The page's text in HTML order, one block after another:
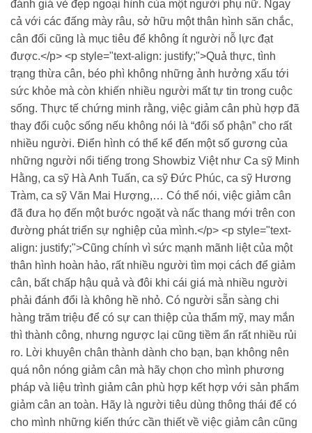
đánh giá vẻ đẹp ngoại hình của một người phụ nữ. Ngay
cả với các đấng mày râu, sở hữu một thân hình săn chắc,
cân đối cũng là mục tiêu để không ít người nỗ lực đạt
được.</p> <p style="text-align: justify;">Quả thực, tình
trạng thừa cân, béo phì không những ảnh hưởng xấu tới
sức khỏe mà còn khiến nhiều người mất tự tin trong cuộc
sống. Thực tế chứng minh rằng, việc giảm cân phù hợp đã
thay đổi cuộc sống nếu không nói là “đổi số phận” cho rất
nhiều người. Điển hình có thể kể đến một số gương của
những người nổi tiếng trong Showbiz Việt như Ca sỹ Minh
Hằng, ca sỹ Hà Anh Tuấn, ca sỹ Đức Phúc, ca sỹ Hương
Tràm, ca sỹ Văn Mai Hượng,… Có thể nói, việc giảm cân
đã đưa họ đến một bước ngoặt và nấc thang mới trên con
đường phát triển sự nghiệp của mình.</p> <p style="text-
align: justify;">Cũng chính vì sức mạnh mãnh liệt của một
thân hình hoàn hảo, rất nhiều người tìm mọi cách để giảm
cân, bất chấp hậu quả và đôi khi cái giá mà nhiều người
phải đánh đổi là không hề nhỏ. Có người sẵn sàng chi
hàng trăm triệu để có sự can thiệp của thẩm mỹ, may mắn
thì thành công, nhưng ngược lại cũng tiềm ẩn rất nhiều rủi
ro. Lời khuyên chân thành dành cho bạn, bạn không nên
quá nôn nóng giảm cân mà hãy chọn cho mình phương
pháp và liệu trình giảm cân phù hợp kết hợp với sản phẩm
giảm cân an toàn. Hãy là người tiêu dùng thông thái để có
cho mình những kiến thức cần thiết về việc giảm cân cũng